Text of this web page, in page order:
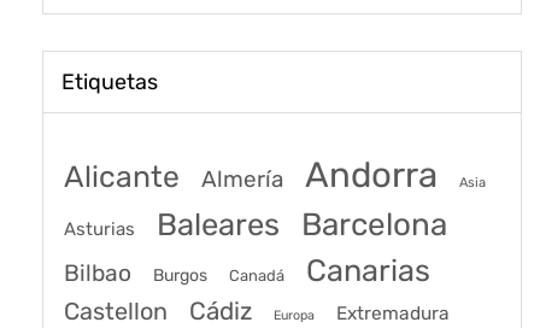
Etiquetas
Alicante Almería Andorra Asia
Asturias Baleares Barcelona
Bilbao Burgos Canadá Canarias
Castellon Cádiz Europa Extremadura